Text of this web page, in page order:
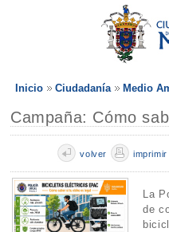
Inicio Ciudadanía Medio
Campaña: Cómo
imprimir
volver
La
de